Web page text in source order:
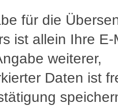
für die
ist allein Ihre E-
weiterer,
Daten ist